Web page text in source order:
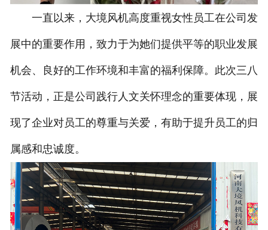
一直以来，大境风机高度重视女性员工在公司发
展中的重要作用，致力于为她们提供平等的职业发展
机会、良好的工作环境和丰富的福利保障。此次三八
节活动，正是公司践行人文关怀理念的重要体现，展
现了企业对员工的尊重与关爱，有助于提升员工的归
属感和忠诚度。